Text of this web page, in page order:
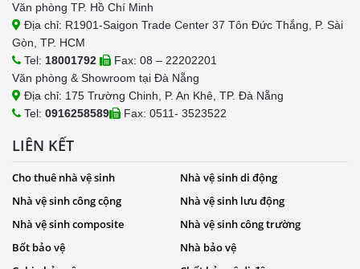
Văn phòng TP. Hồ Chí Minh
Địa chỉ: R1901-Saigon Trade Center 37 Tôn Đức Thắng, P. Sài
Gòn, TP. HCM
Tel: 18001792
Fax: 08 – 22202201
Văn phòng & Showroom tại Đà Nẵng
Địa chỉ: 175 Trường Chinh, P. An Khê, TP. Đà Nẵng
Tel: 0916258589 Fax: 0511- 3523522
LIÊN KẾT
Cho thuê nhà vệ sinh
Nhà vệ sinh di động
Nhà vệ sinh công cộng
Nhà vệ sinh lưu động
Nhà vệ sinh composite
Nhà vệ sinh công trường
Bốt bảo vệ
Nhà bảo vệ